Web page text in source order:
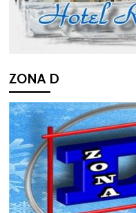
ZONA D